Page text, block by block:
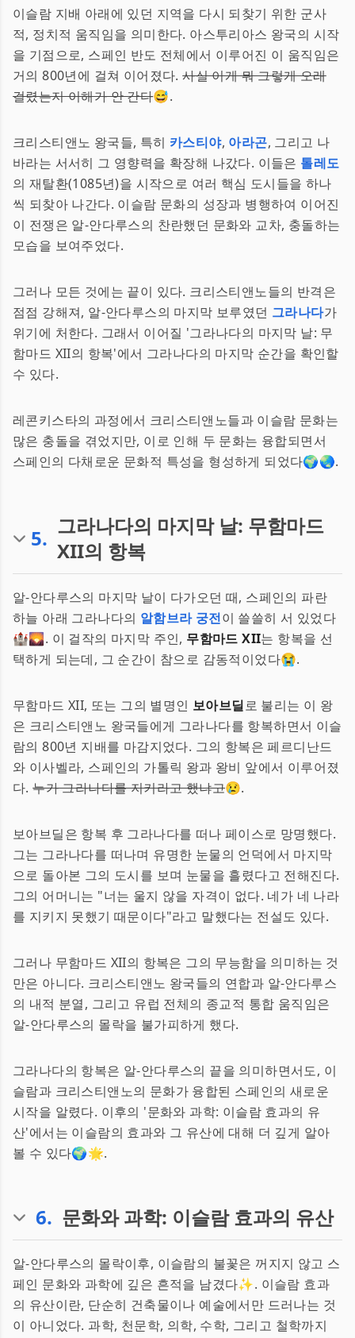
이슬람 지배 아래에 있던 지역을 다시 되찾기 위한 군사
적, 정치적 움직임을 의미한다. 아스투리아스 왕국의 시작
을 기점으로, 스페인 반도 전체에서 이루어진 이 움직임은
거의 800년에 걸쳐 이어졌다.사실 이게 뭐 그렇게 오래
걸렸는지 이해가 안 간다😅.
크리스티앤노 왕국들, 특히 카스티야, 아라곤, 그리고 나
바라는 서서히 그 영향력을 확장해 나갔다. 이들은 톨레도
의 재탈환(1085년)을 시작으로 여러 핵심 도시들을 하나
씩 되찾아 나간다. 이슬람 문화의 성장과 병행하여 이어진
이 전쟁은 알-안다루스의 찬란했던 문화와 교차, 충돌하는
모습을 보여주었다.
그러나 모든 것에는 끝이 있다. 크리스티앤노들의 반격은
점점 강해져, 알-안다루스의 마지막 보루였던 그라나다가
위기에 처한다. 그래서 이어질 '그라나다의 마지막 날: 무
함마드 XII의 항복'에서 그라나다의 마지막 순간을 확인할
수 있다.
레콘키스타의 과정에서 크리스티앤노들과 이슬람 문화는
많은 충돌을 겪었지만, 이로 인해 두 문화는 융합되면서
스페인의 다채로운 문화적 특성을 형성하게 되었다🌍🌏.
5. 그라나다의 마지막 날: 무함마드
XII의 항복
알-안다루스의 마지막 날이 다가오던 때, 스페인의 파란
하늘 아래 그라나다의 알함브라 궁전이 쓸쓸히 서 있었다
🏰🌄. 이 걸작의 마지막 주인, 무함마드 XII는 항복을 선
택하게 되는데, 그 순간이 참으로 감동적이었다😭.
무함마드 XII, 또는 그의 별명인 보아브딜로 불리는 이 왕
은 크리스티앤노 왕국들에게 그라나다를 항복하면서 이슬
람의 800년 지배를 마감지었다. 그의 항복은 페르디난드
와 이사벨라, 스페인의 가톨릭 왕과 왕비 앞에서 이루어졌
다.누가 그라나다를 지키라고 했냐고😢.
보아브딜은 항복 후 그라나다를 떠나 페이스로 망명했다.
그는 그라나다를 떠나며 유명한 눈물의 언덕에서 마지막
으로 돌아본 그의 도시를 보며 눈물을 흘렸다고 전해진다.
그의 어머니는 "너는 울지 않을 자격이 없다. 네가 네 나라
를 지키지 못했기 때문이다"라고 말했다는 전설도 있다.
그러나 무함마드 XII의 항복은 그의 무능함을 의미하는 것
만은 아니다. 크리스티앤노 왕국들의 연합과 알-안다루스
의 내적 분열, 그리고 유럽 전체의 종교적 통합 움직임은
알-안다루스의 몰락을 불가피하게 했다.
그라나다의 항복은 알-안다루스의 끝을 의미하면서도, 이
슬람과 크리스티앤노의 문화가 융합된 스페인의 새로운
시작을 알렸다. 이후의 '문화와 과학: 이슬람 효과의 유
산'에서는 이슬람의 효과와 그 유산에 대해 더 깊게 알아
볼 수 있다🌍🌟.
6. 문화와 과학: 이슬람 효과의 유산
알-안다루스의 몰락이후, 이슬람의 불꽃은 꺼지지 않고 스
페인 문화와 과학에 깊은 흔적을 남겼다✨. 이슬람 효과
의 유산이란, 단순히 건축물이나 예술에서만 드러나는 것
이 아니었다. 과학, 천문학, 의학, 수학, 그리고 철학까지